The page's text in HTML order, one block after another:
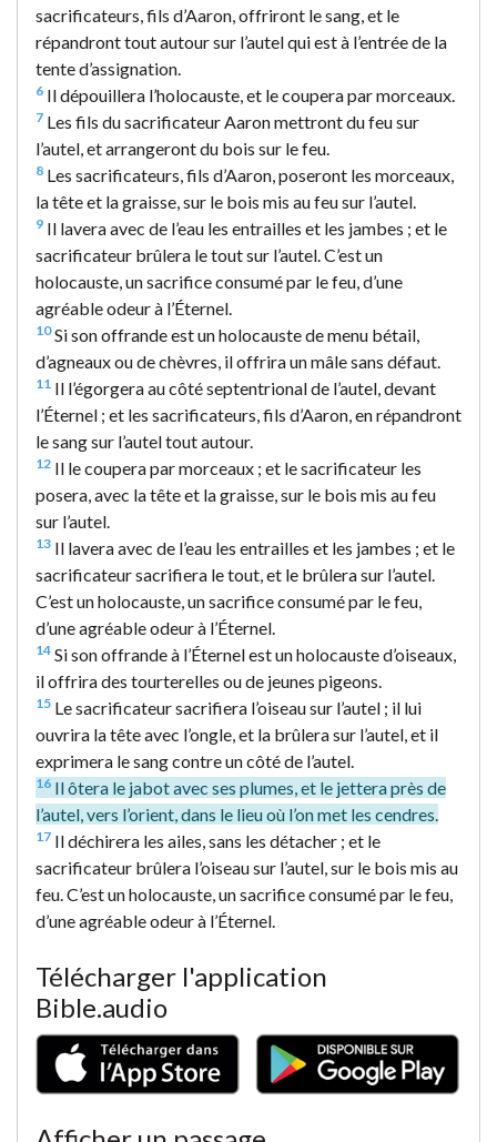
sacrificateurs, fils d’Aaron, offriront le sang, et le
répandront tout autour sur l’autel qui est à l’entrée de la
tente d’assignation.
6 Il dépouillera l’holocauste, et le coupera par morceaux.
7 Les fils du sacrificateur Aaron mettront du feu sur
l’autel, et arrangeront du bois sur le feu.
8 Les sacrificateurs, fils d’Aaron, poseront les morceaux,
la tête et la graisse, sur le bois mis au feu sur l’autel.
9 Il lavera avec de l’eau les entrailles et les jambes ; et le
sacrificateur brûlera le tout sur l’autel. C’est un
holocauste, un sacrifice consumé par le feu, d’une
agréable odeur à l’Éternel.
10Si son offrande est un holocauste de menu bétail,
d’agneaux ou de chèvres, il offrira un mâle sans défaut.
11 Il l’égorgera au côté septentrional de l’autel, devant
l’Éternel ; et les sacrificateurs, fils d’Aaron, en répandront
le sang sur l’autel tout autour.
12 Il le coupera par morceaux ; et le sacrificateur les
posera, avec la tête et la graisse, sur le bois mis au feu
sur l’autel.
13 Il lavera avec de l’eau les entrailles et les jambes ; et le
sacrificateur sacrifiera le tout, et le brûlera sur l’autel.
C’est un holocauste, un sacrifice consumé par le feu,
d’une agréable odeur à l’Éternel.
14 Si son offrande à l’Éternel est un holocauste d’oiseaux,
il offrira des tourterelles ou de jeunes pigeons.
15 Le sacrificateur sacrifiera l’oiseau sur l’autel ; il lui
ouvrira la tête avec l’ongle, et la brûlera sur l’autel, et il
exprimera le sang contre un côté de l’autel.
16 Il ôtera le jabot avec ses plumes, et le jettera près de
l’autel, vers l’orient, dans le lieu où l’on met les cendres.
17 Il déchirera les ailes, sans les détacher ; et le
sacrificateur brûlera l’oiseau sur l’autel, sur le bois mis au
feu. C’est un holocauste, un sacrifice consumé par le feu,
d’une agréable odeur à l’Éternel.
Télécharger l'application
Bible.audio